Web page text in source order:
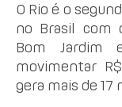
O Rio é o
no Brasil com
Bom Jardim
movimentar
gera mais de 17